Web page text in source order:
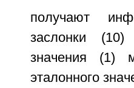
получают
заслонки (10)
значения (1)
эталонного